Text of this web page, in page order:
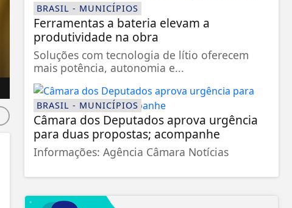
BRASIL - MUNICÍPIOS
Ferramentas a bateria elevam a
produtividade na obra
Soluções com tecnologia de lítio oferecem
mais potência, autonomia e...
BRASIL - MUNICÍPIOS
Câmara dos Deputados aprova urgência
para duas propostas; acompanhe
Informações: Agência Câmara Notícias